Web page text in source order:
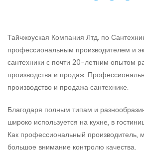
Тайчжоуская Компания Лтд. по
профессиональным производителем и
сантехники с почти 20-летним опытом
производства и продаж.
производство и продажа сантехнике.
Благодаря полным типам и
широко используется на кухне, в
Как профессиональный производитель,
большое внимание контролю качества.